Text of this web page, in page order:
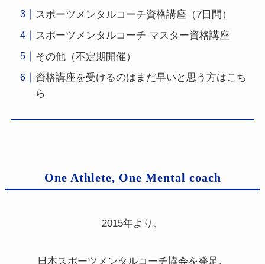
スポーツメンタルコーチ資格講座（7日間）
スポーツメンタルコーチ マスター資格講座
その他（不定期開催）
資格講座を受けるのはまだ早いと思う方はこち
ら
One Athlete, One Mental coach
2015年より、
日本スポーツメンタルコーチ協会を発足。